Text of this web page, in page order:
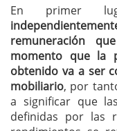
En primer
remuneración
momento que la
obtenido va a ser
mobiliario, por
a significar que las
definidas por las